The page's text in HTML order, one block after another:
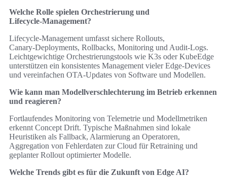
Welche Rolle spielen Orchestrierung und
Lifecycle‑Management?
Lifecycle‑Management umfasst sichere Rollouts,
Canary‑Deployments, Rollbacks, Monitoring und Audit‑Logs.
Leichtgewichtige Orchestrierungstools wie K3s oder KubeEdge
unterstützen ein konsistentes Management vieler Edge‑Devices
und vereinfachen OTA‑Updates von Software und Modellen.
Wie kann man Modellverschlechterung im Betrieb erkennen
und reagieren?
Fortlaufendes Monitoring von Telemetrie und Modellmetriken
erkennt Concept Drift. Typische Maßnahmen sind lokale
Heuristiken als Fallback, Alarmierung an Operatoren,
Aggregation von Fehlerdaten zur Cloud für Retraining und
geplanter Rollout optimierter Modelle.
Welche Trends gibt es für die Zukunft von Edge AI?